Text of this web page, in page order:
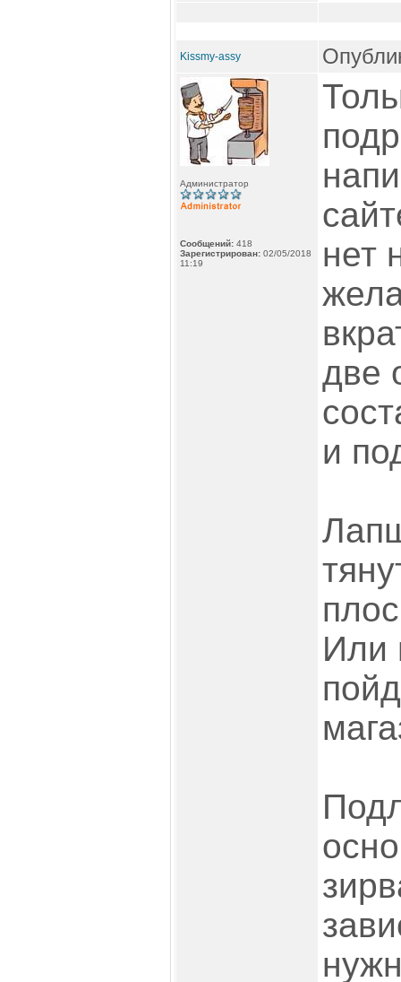
Kissmy-assy
Администратор
Сообщений: 418
Зарегистрирован: 02/05/2018
11:19
нет
две
и
Или